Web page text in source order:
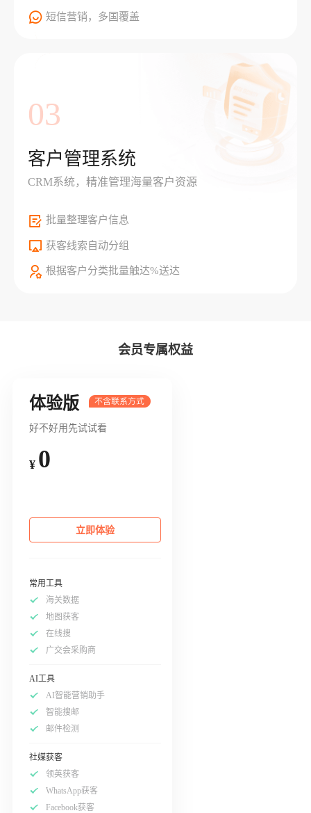
短信营销，多国覆盖
03
客户管理系统
CRM系统，精准管理海量客户资源
批量整理客户信息
获客线索自动分组
根据客户分类批量触达%送达
会员专属权益
体验版
好不好用先试试看
¥ 0
立即体验
常用工具
海关数据
地图获客
在线搜
广交会采购商
AI工具
AI智能营销助手
智能搜邮
邮件检测
社媒获客
领英获客
WhatsApp获客
Facebook获客